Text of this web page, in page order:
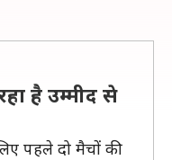
है उम्मीद से
पहले दो मैचों की